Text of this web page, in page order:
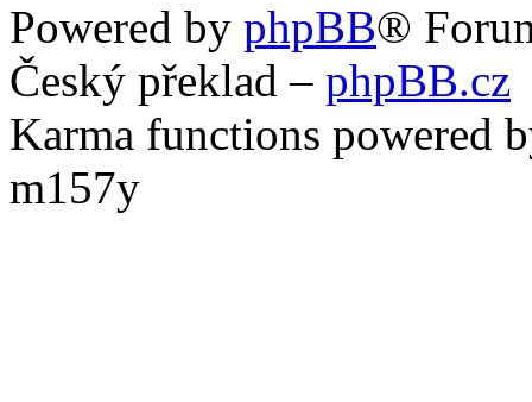
Powered by phpBB®
Český překlad – phpBB.cz
Karma functions powered
m157y